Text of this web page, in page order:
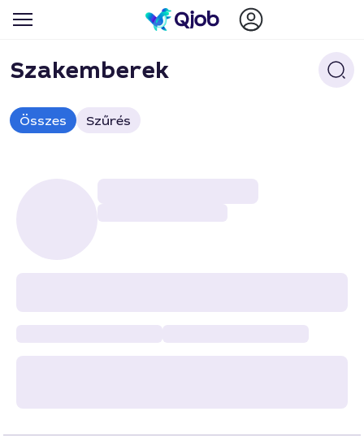
Szakemberek
Összes Szűrés